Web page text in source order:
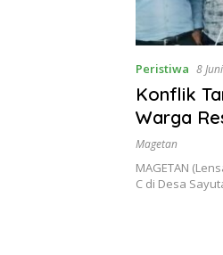
Peristiwa 8
Konflik
Warga
Justice
Magetan
MAGETAN
C di Desa